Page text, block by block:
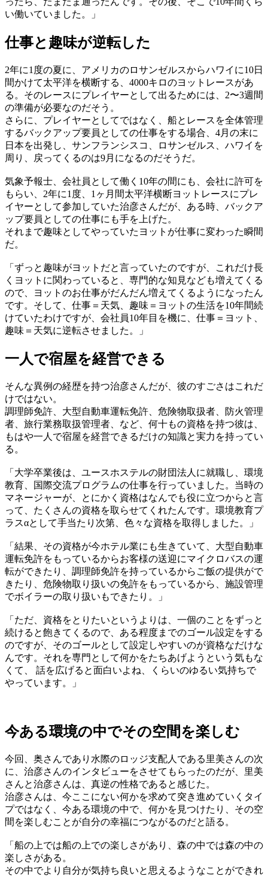
い働いていました。」
仕事と趣味が逆転した
2年に1度の夏に、アメリカのロサンゼルスからハワイに10日
間かけて太平洋を横断する、4000キロのヨットレースがあ
る。そのレースにプレイヤーとして出るためには、2〜3週間
の準備が必要なのだそう。
さらに、プレイヤーとしてではなく、船とレースを全体管理
するバックアップ要員としての仕事をする場合、4月の末に
日本を出発し、サンフランシスコ、ロサンゼルス、ハワイを
周り、戻ってくるのは9月になるのだそうだ。
気象予報士、会社員として働く10年の間にも、会社に許可を
もらい、2年に1度、1ヶ月間太平洋横断ヨットレースにプレ
イヤーとして参加していた治彦さんだが、ある時、バックア
ップ要員としての仕事にも手を上げた。
それまで趣味としてやっていたヨットが仕事に変わった瞬間
だ。
「ずっと趣味がヨットだと言っていたのですが、これだけ長
くヨットに関わっていると、専門的な知見なども増えてくる
ので、ヨットのお仕事がだんだん増えてくるようになったん
です。そして、仕事＝天気、趣味＝ヨットの生活を10年間続
けていたわけですが、会社員10年目を機に、仕事＝ヨット、
趣味＝天気に逆転させました。」
一人で宿屋を経営できる
そんな異例の経歴を持つ治彦さんだが、彼のすごさはこれだ
けではない。
調理師免許、大型自動車運転免許、危険物取扱者、防火管理
者、旅行業務取扱管理者、など、何十もの資格を持つ彼は、
もはや一人で宿屋を経営できるだけの知識と実力を持ってい
る。
「大学卒業後は、ユースホステルの財団法人に就職し、環境
教育、国際交流プログラムの仕事を行っていました。当時の
マネージャーが、とにかく資格はなんでも役に立つからと言
って、たくさんの資格を取らせてくれたんです。環境教育プ
ラスαとして手当たり次第、色々な資格を取得しました。」
「結果、その資格が今ホテル業にも生きていて、大型自動車
運転免許をもっているからお客様の送迎にマイクロバスの運
転ができたり、調理師免許を持っているからご飯の提供がで
きたり、危険物取り扱いの免許をもっているから、施設管理
でボイラーの取り扱いもできたり。」
「ただ、資格をとりたいというよりは、一個のことをずっと
続けると飽きてくるので、ある程度までのゴール設定をする
のですが、そのゴールとして設定しやすいのが資格なだけな
んです。それを専門として何かをたちあげようという気もな
くて、 話を広げると面白いよね、くらいのゆるい気持ちで
やっています。」
今ある環境の中でその空間を楽しむ
今回、奥さんであり水際のロッジ支配人である里美さんの次
に、治彦さんのインタビューをさせてもらったのだが、里美
さんと治彦さんは、真逆の性格であると感じた。
治彦さんは、今ここにない何かを求めて突き進めていくタイ
プではなく、今ある環境の中で、何かを見つけたり、その空
間を楽しむことが自分の幸福につながるのだと語る。
「船の上では船の上での楽しさがあり、森の中では森の中の
楽しさがある。
その中でより自分が気持ち良いと思えるようなことができれ